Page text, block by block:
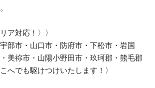
ア対応！〉〉
部市・山口市・防府市・下松市・岩国
美祢市・山陽小野田市・玖珂郡・熊毛郡
へでも駆けつけいたします！〉